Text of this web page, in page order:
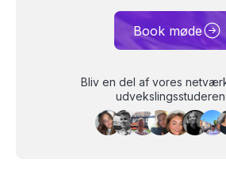
Book møde
Bliv en del af vores